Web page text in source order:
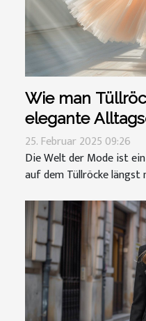
Wie man
elegante
25. Februar 2025 09:26
Die Welt der Mode ist
auf dem Tüllröcke längst